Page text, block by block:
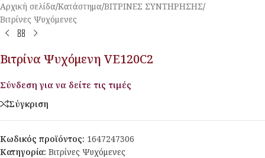
Αρχική σελίδα/Κατάστημα/ΒΙΤΡΙΝΕΣ ΣΥΝΤΗΡΗΣΗΣ/
Βιτρίνες Ψυχόμενες
Βιτρίνα Ψυχόμενη VE120C2
Σύνδεση για να δείτε τις τιμές
Σύγκριση
Κωδικός προϊόντος: 1647247306
Κατηγορία: Βιτρίνες Ψυχόμενες